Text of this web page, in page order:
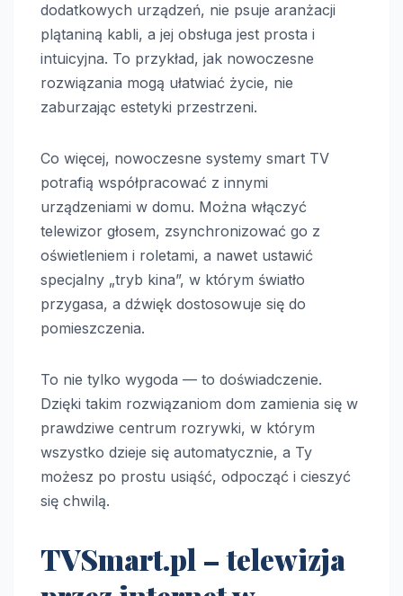
dodatkowych urządzeń, nie psuje aranżacji
plątaniną kabli, a jej obsługa jest prosta i
intuicyjna. To przykład, jak nowoczesne
rozwiązania mogą ułatwiać życie, nie
zaburzając estetyki przestrzeni.
Co więcej, nowoczesne systemy smart TV
potrafią współpracować z innymi
urządzeniami w domu. Można włączyć
telewizor głosem, zsynchronizować go z
oświetleniem i roletami, a nawet ustawić
specjalny „tryb kina”, w którym światło
przygasa, a dźwięk dostosowuje się do
pomieszczenia.
To nie tylko wygoda — to doświadczenie.
Dzięki takim rozwiązaniom dom zamienia się w
prawdziwe centrum rozrywki, w którym
wszystko dzieje się automatycznie, a Ty
możesz po prostu usiąść, odpocząć i cieszyć
się chwilą.
TVSmart.pl – telewizja